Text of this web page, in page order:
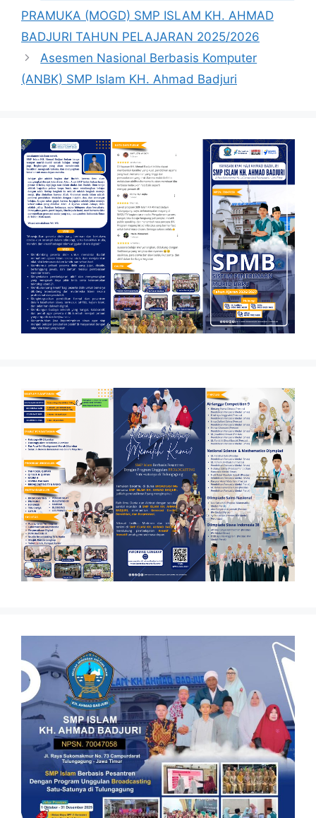
PRAMUKA (MOGD) SMP ISLAM KH. AHMAD
BADJURI TAHUN PELAJARAN 2025/2026
Asesmen Nasional Berbasis Komputer
(ANBK) SMP Islam KH. Ahmad Badjuri